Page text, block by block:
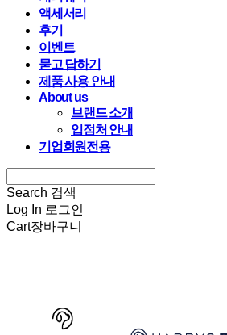
액세서리
후기
이벤트
묻고 답하기
제품 사용 안내
About us
브랜드 소개
입점처 안내
기업회원전용
Search 검색
Log In 로그인
Cart장바구니